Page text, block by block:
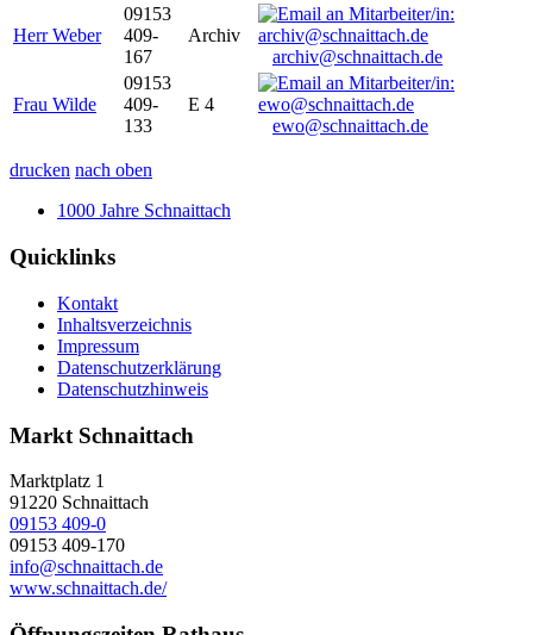
Herr Weber
09153
409-
167
Archiv
archiv@schnaittach.de
Frau Wilde
09153
409-
133
E 4
ewo@schnaittach.de
drucken nach oben
1000 Jahre Schnaittach
Quicklinks
Kontakt
Inhaltsverzeichnis
Impressum
Datenschutzerklärung
Datenschutzhinweis
Markt Schnaittach
Marktplatz 1
91220 Schnaittach
09153 409-0
09153 409-170
info@schnaittach.de
www.schnaittach.de/